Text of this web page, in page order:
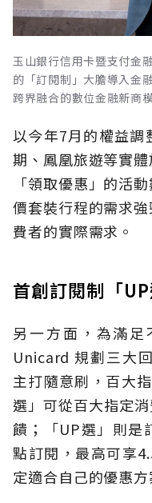
玉山銀行信用卡暨支付金
的「訂閱制」大膽導入金
跨界融合的數位金融新商
以今年7月的權益調
期、鳳凰旅遊等實
「領取優惠」的活
價套裝行程的需求
費者的實際需求。
首創訂閱制「
另一方面，為滿
Unicard 規劃三大
主打隨意刷，百大
選」可從百大指定
饋；「UP選」則是
點訂閱，最高可享
定適合自己的優惠方